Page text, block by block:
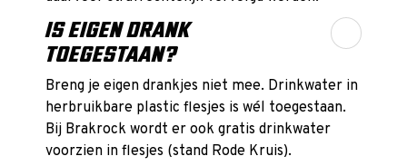
IS EIGEN DRANK
TOEGESTAAN?
Breng je eigen drankjes niet mee. Drinkwater in
herbruikbare plastic flesjes is wél toegestaan.
Bij Brakrock wordt er ook gratis drinkwater
voorzien in flesjes (stand Rode Kruis).